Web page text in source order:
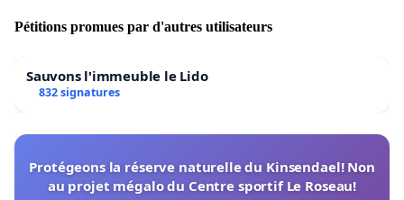
Pétitions promues par d'autres utilisateurs
Sauvons l'immeuble le Lido
832 signatures
Protégeons la réserve naturelle du Kinsendael! Non
au projet mégalo du Centre sportif Le Roseau!